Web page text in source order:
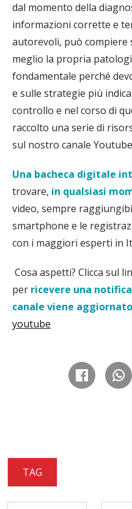
dal momento della
informazioni corrette e
autorevoli, può compiere
meglio la propria
fondamentale perché
e sulle strategie più
controllo e nel corso di
raccolto una serie di
sul nostro canale
Una bacheca digitale
trovare, in qualsiasi
video, sempre
smartphone e le
con i maggiori esperti in
Cosa aspetti? Clicca sul
per ricevere una
canale viene aggiornato
youtube
TAG